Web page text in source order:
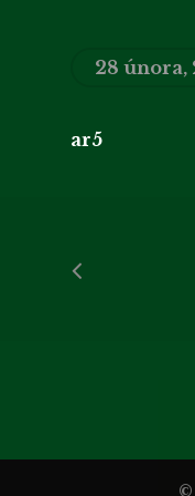
28 února,
ar5
©